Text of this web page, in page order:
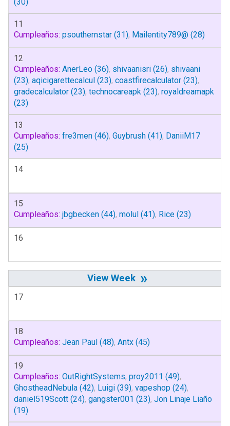
11
Cumpleaños: psouthernstar (31), Mailentity789@ (28)
12
Cumpleaños: AnerLeo (36), shivaanisri (26), shivaani
(23), aqicigarettecalcul (23), coastfirecalculator (23),
gradecalculator (23), technocareapk (23), royaldreamapk
(23)
13
Cumpleaños: fre3men (46), Guybrush (41), DaniiM17
(25)
14
15
Cumpleaños: jbgbecken (44), molul (41), Rice (23)
16
»
17
18
Cumpleaños: Jean Paul (48), Antx (45)
19
Cumpleaños: OutRightSystems, proy2011 (49),
GhostheadNebula (42), Luigi (39), vapeshop (24),
daniel519Scott (24), gangster001 (23), Jon Linaje Liaño
(19)